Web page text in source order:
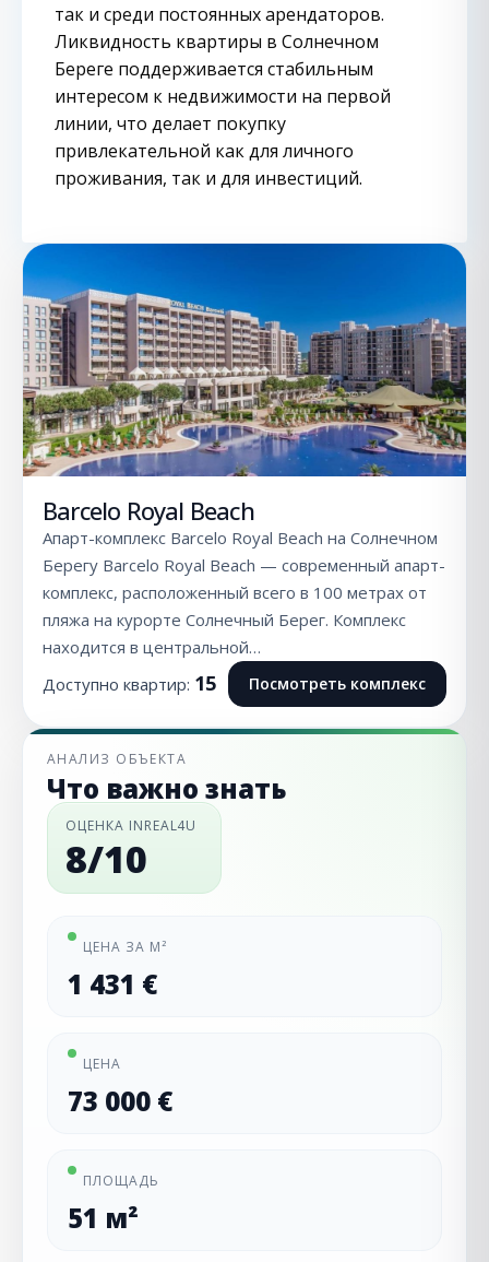
так и среди постоянных арендаторов.
Ликвидность квартиры в Солнечном
Береге поддерживается стабильным
интересом к недвижимости на первой
линии, что делает покупку
привлекательной как для личного
проживания, так и для инвестиций.
Barcelo Royal Beach
Апарт-комплекс Barcelo Royal Beach на Солнечном
Берегу Barcelo Royal Beach — современный апарт-
комплекс, расположенный всего в 100 метрах от
пляжа на курорте Солнечный Берег. Комплекс
находится в центральной…
Доступно квартир: 15 Посмотреть комплекс
АНАЛИЗ ОБЪЕКТА
Что важно знать
ОЦЕНКА INREAL4U
8/10
ЦЕНА ЗА М²
1 431 €
ЦЕНА
73 000 €
ПЛОЩАДЬ
51 м²